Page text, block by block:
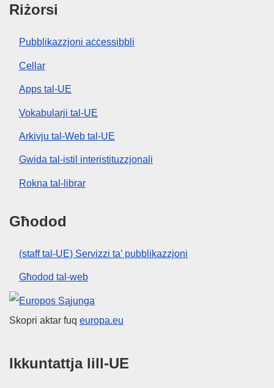
Riżorsi
Pubblikazzjoni aċċessibbli
Cellar
Apps tal-UE
Vokabularji tal-UE
Arkivju tal-Web tal-UE
Gwida tal-istil interistituzzjonali
Rokna tal-librar
Għodod
(staff tal-UE) Servizzi ta’ pubblikazzjoni
Għodod tal-web
Unjoni Ewropea
Skopri aktar fuq europa.eu
Ikkuntattja lill-UE